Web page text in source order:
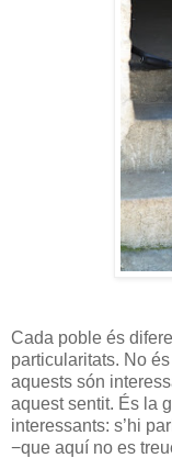
Cada poble és
particularitats. No
aquests són
aquest sentit. És la
interessants: s’hi
−que aquí no es